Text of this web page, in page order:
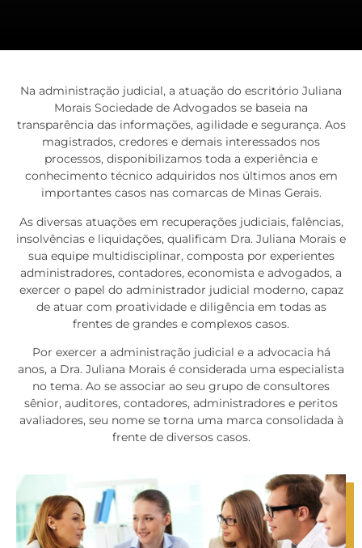
Na administração judicial, a atuação do escritório Juliana
Morais Sociedade de Advogados se baseia na
transparência das informações, agilidade e segurança. Aos
magistrados, credores e demais interessados nos
processos, disponibilizamos toda a experiência e
conhecimento técnico adquiridos nos últimos anos em
importantes casos nas comarcas de Minas Gerais.
As diversas atuações em recuperações judiciais, falências,
insolvências e liquidações, qualificam Dra. Juliana Morais e
sua equipe multidisciplinar, composta por experientes
administradores, contadores, economista e advogados, a
exercer o papel do administrador judicial moderno, capaz
de atuar com proatividade e diligência em todas as
frentes de grandes e complexos casos.
Por exercer a administração judicial e a advocacia há
anos, a Dra. Juliana Morais é considerada uma especialista
no tema. Ao se associar ao seu grupo de consultores
sênior, auditores, contadores, administradores e peritos
avaliadores, seu nome se torna uma marca consolidada à
frente de diversos casos.